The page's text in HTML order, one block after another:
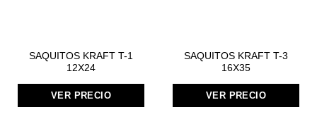
SAQUITOS KRAFT T-1
12X24
VER PRECIO
SAQUITOS KRAFT T-3
16X35
VER PRECIO